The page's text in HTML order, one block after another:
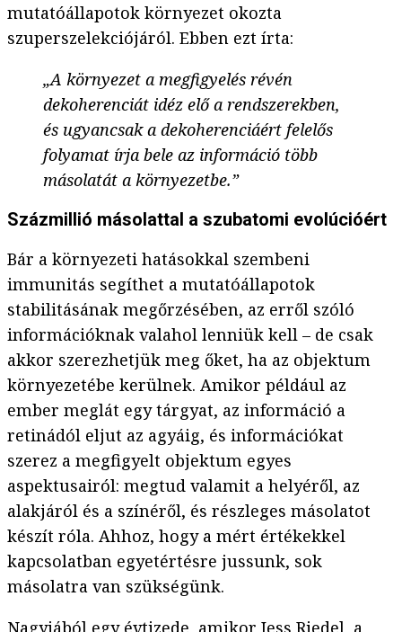
mutatóállapotok környezet okozta
szuperszelekciójáról. Ebben ezt írta:
„A környezet a megfigyelés révén
dekoherenciát idéz elő a rendszerekben,
és ugyancsak a dekoherenciáért felelős
folyamat írja bele az információ több
másolatát a környezetbe.”
Százmillió másolattal a szubatomi evolúcióért
Bár a környezeti hatásokkal szembeni
immunitás segíthet a mutatóállapotok
stabilitásának megőrzésében, az erről szóló
információknak valahol lenniük kell – de csak
akkor szerezhetjük meg őket, ha az objektum
környezetébe kerülnek. Amikor például az
ember meglát egy tárgyat, az információ a
retinádól eljut az agyáig, és információkat
szerez a megfigyelt objektum egyes
aspektusairól: megtud valamit a helyéről, az
alakjáról és a színéről, és részleges másolatot
készít róla. Ahhoz, hogy a mért értékekkel
kapcsolatban egyetértésre jussunk, sok
másolatra van szükségünk.
Nagyjából egy évtizede, amikor Jess Riedel, a